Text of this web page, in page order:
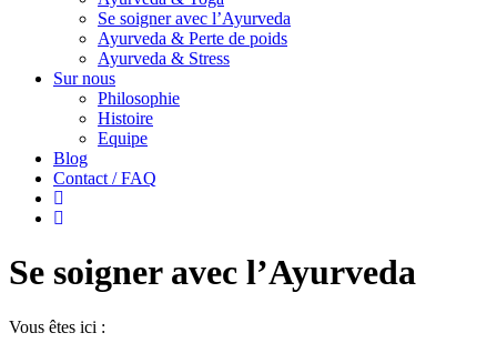
Se soigner avec l’Ayurveda
Ayurveda & Perte de poids
Ayurveda & Stress
Sur nous
Philosophie
Histoire
Equipe
Blog
Contact / FAQ
Se soigner avec l’Ayurveda
Vous êtes ici :